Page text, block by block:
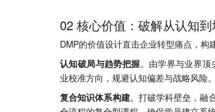
02 核心价值：破解从认知
DMP的价值设计直击企业转型痛点，构
认知破局与趋势把握。由学界与业界
业校准方向，规避认知偏差与战略风险。
复合知识体系构建。打破学科壁垒，融